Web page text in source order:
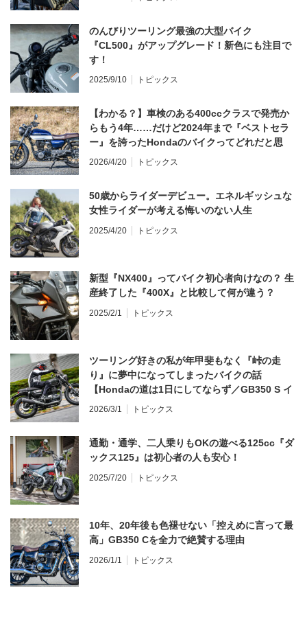
のんびりツーリング最強の大型バイク
『CL500』がアップグレード！新色にも注目で
す！
2025/9/10 トピックス
【わかる？】車検のある400ccクラスで発売か
らもう4年……だけど2024年まで『ベストセラ
ー』を誇ったHondaのバイクってどれだと思
う？
2026/4/20 トピックス
50歳からライダーデビュー。エネルギッシュな
女性ライダーが考える悔いのない人生
2025/4/20 トピックス
新型『NX400』ってバイク初心者向けなの？ 生
産終了した『400X』と比較して何が違う？
2025/2/1 トピックス
ツーリング好きの私が年甲斐もなく『峠の走
り』に夢中になってしまったバイクの話
【Hondaの道は1日にしてならず／GB350 S イ
ンプレ・レビュー 前編】
2026/3/1 トピックス
通勤・通学、二人乗りもOKの遊べる125cc『ダ
ックス125』は初心者の人も安心！
2025/7/20 トピックス
10年、20年後も色褪せない「控えめに言って最
高」GB350 Cを全力で絶賛する理由
2026/1/1 トピックス